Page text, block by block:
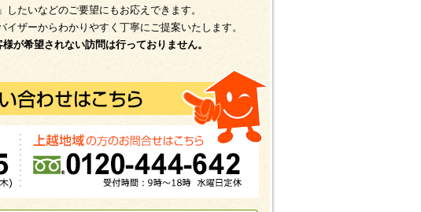
たいなどのご要望にもお応えできます。
ザーからわかりやすく丁寧にご提案いたします。
が希望されない訪問は行っておりません。